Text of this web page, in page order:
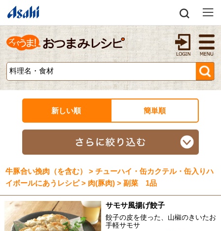
新しい順 簡単順
牛豚合い挽肉（を含む） > チューハイ・缶カクテル・缶入りハ
イボールにあうレシピ > 肉(豚肉) > 副菜 1品
サモサ風揚げ餃子
餃子の皮を使った、山椒のきいたお
手軽サモサ